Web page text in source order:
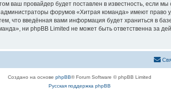
ваш провайдер будет поставлен в известность, если
форумов «Хитрая команда» имеют право
что введённая вами информация будет храниться в
ни phpBB Limited не может быть ответственна за
Создано на основе phpBB® Forum Software © phpBB Limited
Русская поддержка phpBB